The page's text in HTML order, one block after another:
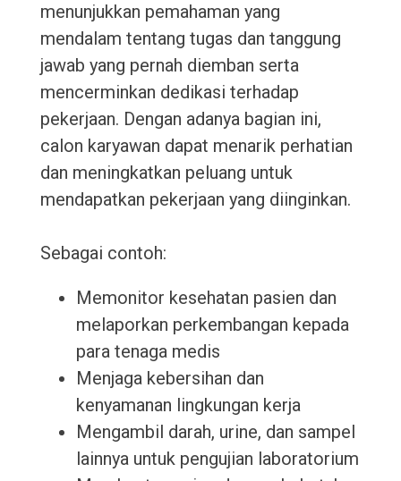
menunjukkan pemahaman yang
mendalam tentang tugas dan tanggung
jawab yang pernah diemban serta
mencerminkan dedikasi terhadap
pekerjaan. Dengan adanya bagian ini,
calon karyawan dapat menarik perhatian
dan meningkatkan peluang untuk
mendapatkan pekerjaan yang diinginkan.
Sebagai contoh:
Memonitor kesehatan pasien dan
melaporkan perkembangan kepada
para tenaga medis
Menjaga kebersihan dan
kenyamanan lingkungan kerja
Mengambil darah, urine, dan sampel
lainnya untuk pengujian laboratorium